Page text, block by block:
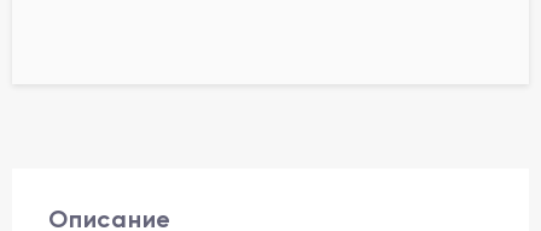
Описание